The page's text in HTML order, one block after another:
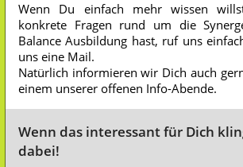
Wenn Du einfach mehr wissen
konkrete Fragen rund um die
Balance Ausbildung hast, ruf uns
uns eine Mail.
Natürlich informieren wir Dich auch
einem unserer offenen Info-Abende.
Wenn das interessant für Dich
dabei!